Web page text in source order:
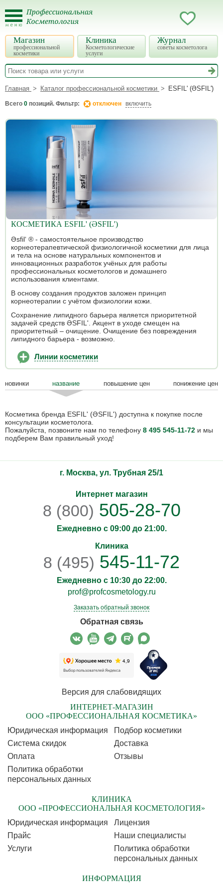
Магазин
профессиональной
косметики
Клиника
Косметологические
услуги
Журнал
советы косметолога
Главная Каталог профессиональной косметики ESFIL' (ƏSFIL')
Всего 0 позиций. Фильтр: отключен включить
КОСМЕТИКА ESFIL' (ƏSFIL')
Əsfil‘ ® - самостоятельное производство
корнеотерапевтической физиологичной косметики для лица
и тела на основе натуральных компонентов и
инновационных разработок учёных для работы
профессиональных косметологов и домашнего
использования клиентами.
В основу создания продуктов заложен принцип
корнеотерапии с учётом физиологии кожи.
Сохранение липидного барьера является приоритетной
задачей средств ƏSFIL'. Акцент в уходе смещен на
приоритетный – очищение. Очищение без повреждения
липидного барьера - возможно.
Линии косметики
новинки название повышение цен понижение цен
Косметика бренда ESFIL' (ƏSFIL') доступна к покупке после
консультации косметолога.
Пожалуйста, позвоните нам по телефону 8 495 545-11-72 и мы
подберем Вам правильный уход!
г. Москва, ул. Трубная 25/1
Интернет магазин
8 (800) 505-28-70
Ежедневно с 09:00 до 21:00.
Клиника
8 (495) 545-11-72
Ежедневно с 10:30 до 22:00.
prof@profcosmetology.ru
Заказать обратный звонок
Обратная связь
Версия для слабовидящих
ИНТЕРНЕТ-МАГАЗИН
ООО «ПРОФЕССИОНАЛЬНАЯ КОСМЕТИКА»
Юридическая информация
Подбор косметики
Cистема скидок
Доставка
Оплата
Отзывы
Политика обработки
персональных данных
КЛИНИКА
ООО «ПРОФЕССИОНАЛЬНАЯ КОСМЕТОЛОГИЯ»
Юридическая информация
Лицензия
Прайс
Наши специалисты
Услуги
Политика обработки
персональных данных
ИНФОРМАЦИЯ